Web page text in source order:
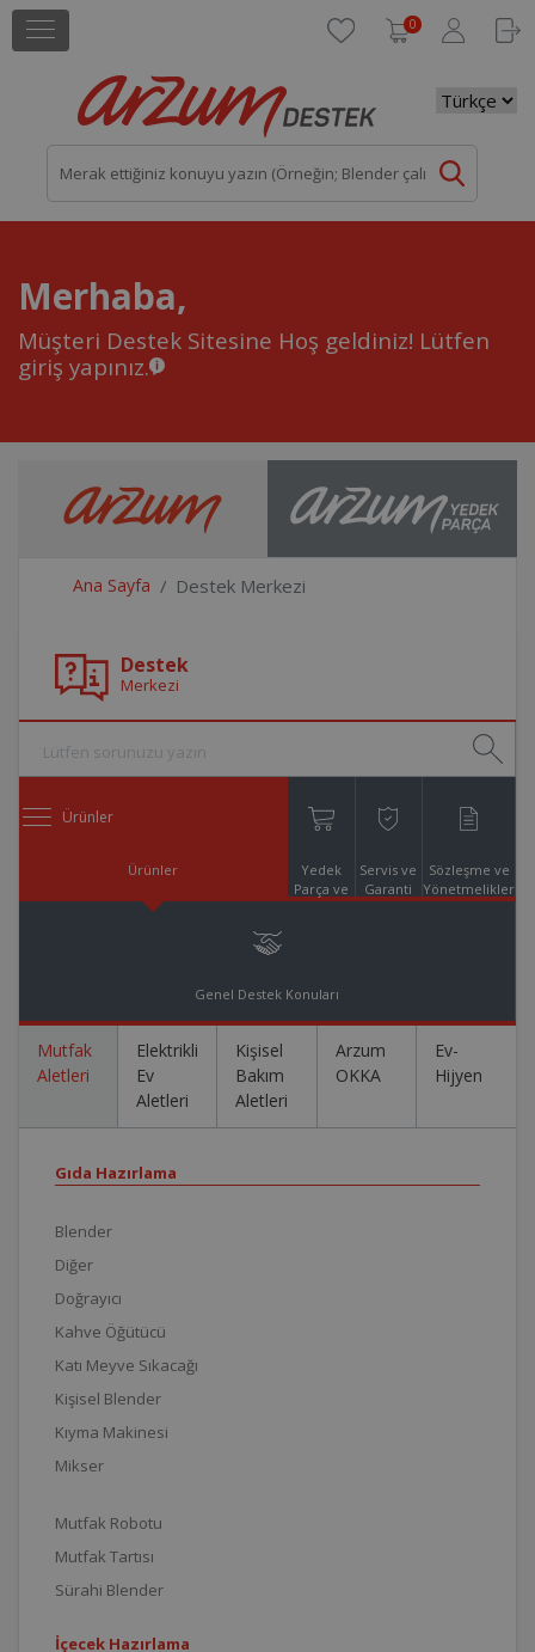
0
Merhaba,
Müşteri Destek Sitesine Hoş geldiniz! Lütfen
giriş yapınız.
Ana Sayfa Destek Merkezi
Destek
Merkezi
Ürünler
Ürünler
Yedek
Parça ve
Servis ve
Garanti
Sözleşme ve
Yönetmelikler
Genel Destek Konuları
Mutfak
Aletleri
Elektrikli
Ev
Aletleri
Kişisel
Bakım
Aletleri
Arzum
OKKA
Ev-
Hijyen
Gıda Hazırlama
Blender
Diğer
Doğrayıcı
Kahve Öğütücü
Katı Meyve Sıkacağı
Kişisel Blender
Kıyma Makinesi
Mikser
Mutfak Robotu
Mutfak Tartısı
Sürahi Blender
İçecek Hazırlama